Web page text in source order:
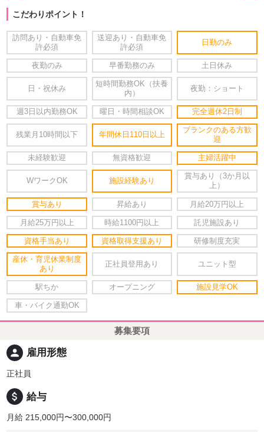
こだわりポイント！
訪問あり・自動車免
許必須
送迎あり・自動車免
許必須
日勤のみ
夜勤のみ 早番勤務のみ 土日休み
日・祝休み
短時間勤務OK（扶養
内）
夜勤：ショート
週3日以内勤務OK 曜日・時間相談OK 完全週休2日制
残業月10時間以下 年間休日110日以上
ブランクのある方歓
迎
未経験歓迎 無資格歓迎 主婦活躍中
WワークOK 施設経験あり
賞与あり（3か月以
上）
賞与あり 昇給あり 月給20万円以上
月給25万円以上 時給1100円以上 託児施設あり
資格手当あり 資格取得支援あり 研修制度充実
産休・育児休業制度
あり
正社員登用あり ユニット型
駅ちか オープニング 施設見学OK
車・バイク通勤OK
募集要項
person 雇用形態
正社員
attach_money 給与
月給 215,000円〜300,000円